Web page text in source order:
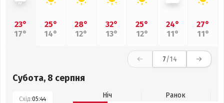
23°
17°
25°
14°
28°
12°
32°
13°
25°
12°
24°
11°
27°
11°
7/14
Субота, 8 серпня
Схід:05:44 Ніч
Ранок